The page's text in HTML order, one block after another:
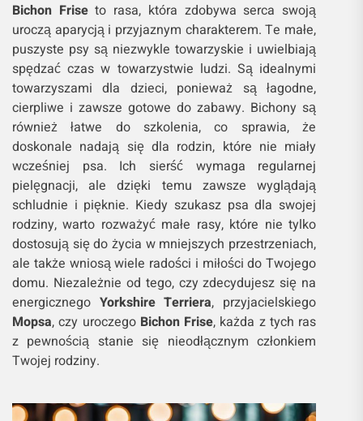
Bichon Friseto rasa, która zdobywa serca swoją
uroczą aparycją i przyjaznym charakterem. Te małe,
puszyste psy są niezwykle towarzyskie i uwielbiają
spędzać czas w towarzystwie ludzi. Są idealnymi
towarzyszami dla dzieci, ponieważ są łagodne,
cierpliwe i zawsze gotowe do zabawy. Bichony są
również łatwe do szkolenia, co sprawia, że
doskonale nadają się dla rodzin, które nie miały
wcześniej psa. Ich sierść wymaga regularnej
pielęgnacji, ale dzięki temu zawsze wyglądają
schludnie i pięknie. Kiedy szukasz psa dla swojej
rodziny, warto rozważyć małe rasy, które nie tylko
dostosują się do życia w mniejszych przestrzeniach,
ale także wniosą wiele radości i miłości do Twojego
domu. Niezależnie od tego, czy zdecydujesz się na
energicznego Yorkshire Terriera, przyjacielskiego
Mopsa, czy uroczego Bichon Frise, każda z tych ras
z pewnością stanie się nieodłącznym członkiem
Twojej rodziny.